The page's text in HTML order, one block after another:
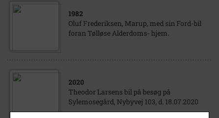
1982
Oluf Frederiksen, Marup, med sin Ford-bil
foran Tølløse Alderdoms- hjem.
2020
Theodor Larsens bil på besøg på
Sylemosegård, Nybyvej 103, d. 18.07.2020